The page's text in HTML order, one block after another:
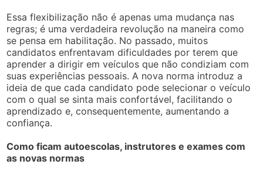
Essa flexibilização não é apenas uma mudança nas
regras; é uma verdadeira revolução na maneira como
se pensa em habilitação. No passado, muitos
candidatos enfrentavam dificuldades por terem que
aprender a dirigir em veículos que não condiziam com
suas experiências pessoais. A nova norma introduz a
ideia de que cada candidato pode selecionar o veículo
com o qual se sinta mais confortável, facilitando o
aprendizado e, consequentemente, aumentando a
confiança.
Como ficam autoescolas, instrutores e exames com
as novas normas